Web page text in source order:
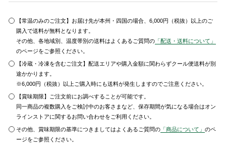
【常温のみのご注文】お届け先が本州・四国の場合、6,000円（税抜）以上のご
購入で送料が無料となります。
その他、各地域別、温度帯別の送料はよくあるご質問の 「配送・送料について」
のページをご参照ください。
【冷蔵・冷凍を含むご注文】配送エリアや購入金額に関わらずクール便送料が別
途かかります。
※6,000円（税抜）以上ご購入時にも送料が発生しますのでご注意ください。
【賞味期限】ご注文前にお調べすることが可能です。
同一商品の複数購入をご検討中のお客さまなど、保存期間が気になる場合はオン
ラインストアに関するお問い合わせをご利用ください。
その他、賞味期限の基準につきましてはよくあるご質問の 「商品について」のペ
ージをご参照ください。